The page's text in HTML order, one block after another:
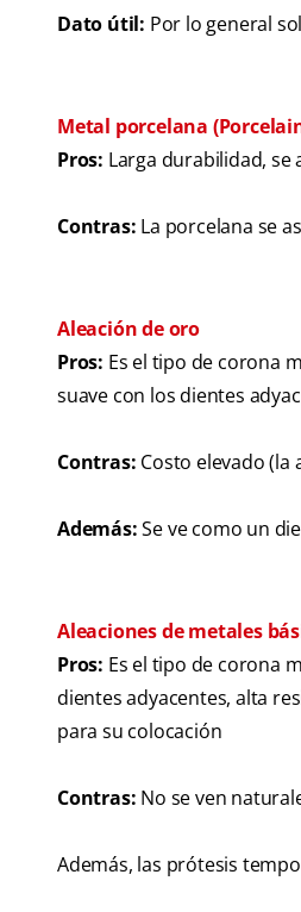
Dato útil: Por lo general
Metal porcelana
Pros: Larga durabilidad,
Contras: La porcelana se
Aleación de oro
Pros: Es el tipo de corona
suave con los dientes
Contras: Costo elevado (la
Además:Se ve como un
Aleaciones de metales
Pros: Es el tipo de corona
dientes adyacentes, alta
para su colocación
Contras: No se ven
Además, las prótesis